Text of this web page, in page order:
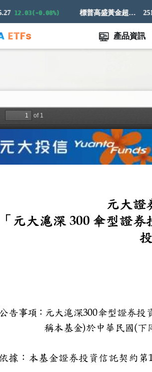
12.03(-0.08%) 標普高盛黃金超額回報指數 251.58
產品資訊